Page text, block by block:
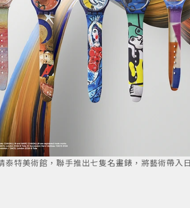
泰特美術館，聯手推出七隻名畫錶，將藝術帶入